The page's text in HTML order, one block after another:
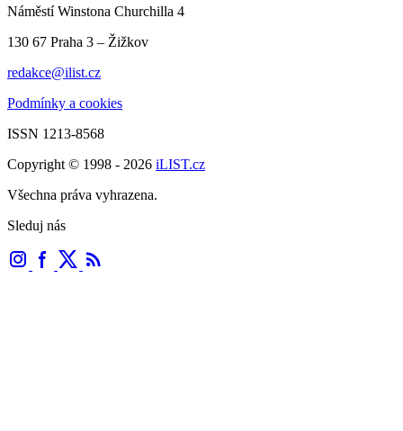
Náměstí Winstona Churchilla 4
130 67 Praha 3 – Žižkov
redakce@ilist.cz
Podmínky a cookies
ISSN 1213-8568
Copyright © 1998 - 2026 iLIST.cz
Všechna práva vyhrazena.
Sleduj nás